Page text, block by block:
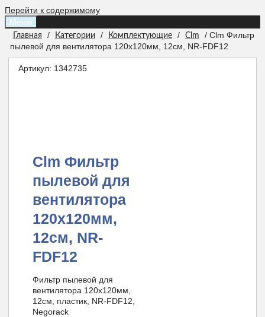
Перейти к содержимому
Меню
Главная / Категории / Комплектующие / Clm
/ Clm Фильтр
пылевой для вентилятора 120х120мм, 12см, NR-FDF12
Артикул: 1342735
Clm Фильтр
пылевой для
вентилятора
120х120мм,
12см, NR-
FDF12
Фильтр пылевой для
вентилятора 120х120мм,
12см, пластик, NR-FDF12,
Negorack